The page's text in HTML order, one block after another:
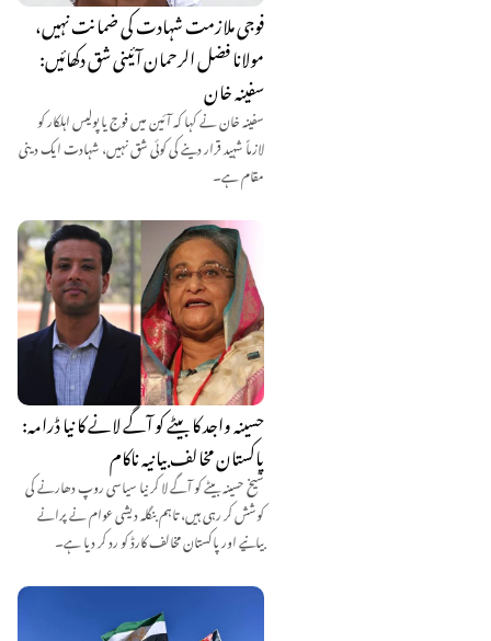
فوجی ملازمت شہادت کی ضمانت نہیں،
مولانا فضل الرحمان آئینی شق دکھائیں:
سفینہ خان
سفینہ خان نے کہا کہ آئین میں فوج یا پولیس اہلکار کو
لازماً شہید قرار دینے کی کوئی شق نہیں، شہادت ایک دینی
مقام ہے۔
حسینہ واجد کا بیٹے کو آگے لانے کا نیا ڈرامہ:
پاکستان مخالف بیانیہ ناکام
شیخ حسینہ بیٹے کو آگے لا کر نیا سیاسی روپ دھارنے کی
کوشش کر رہی ہیں، تاہم بنگلہ دیشی عوام نے پرانے
بیانیے اور پاکستان مخالف کارڈ کو رد کر دیا ہے۔